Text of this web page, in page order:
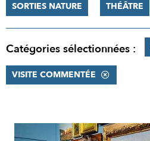
SORTIES NATURE THÉÂTRE
Catégories sélectionnées :
VISITE COMMENTÉE
RÉSULTATS